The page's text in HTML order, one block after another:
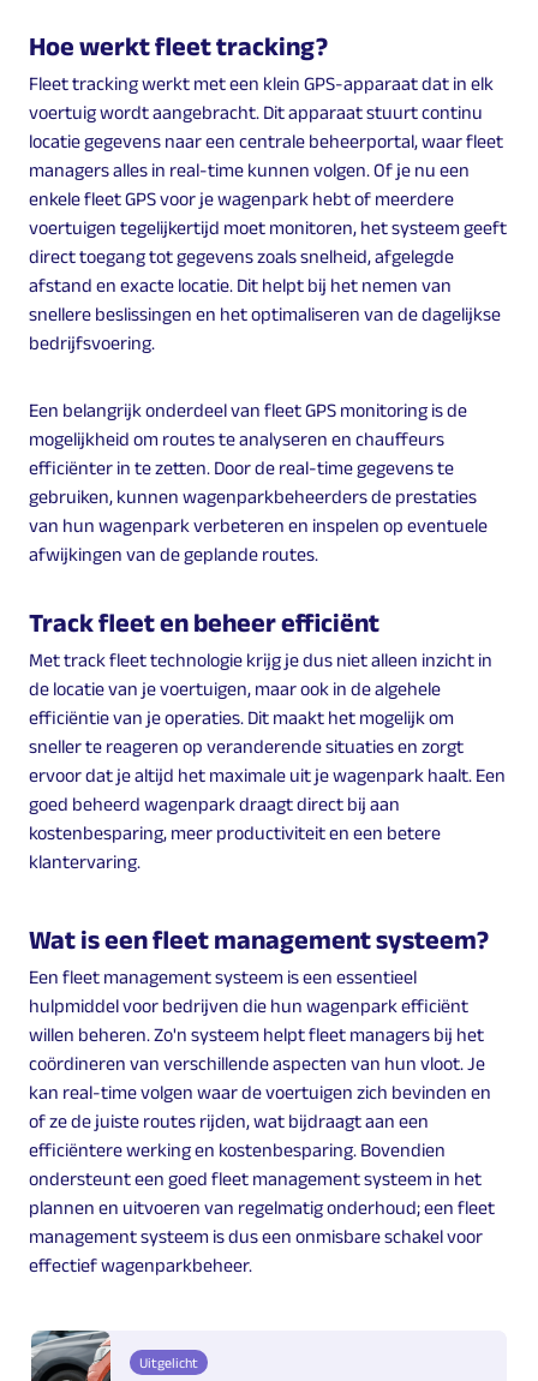
Hoe werkt fleet tracking?
Fleet tracking werkt met een klein GPS-apparaat dat in elk
voertuig wordt aangebracht. Dit apparaat stuurt continu
locatie gegevens naar een centrale beheerportal, waar fleet
managers alles in real-time kunnen volgen. Of je nu een
enkele fleet GPS voor je wagenpark hebt of meerdere
voertuigen tegelijkertijd moet monitoren, het systeem geeft
direct toegang tot gegevens zoals snelheid, afgelegde
afstand en exacte locatie. Dit helpt bij het nemen van
snellere beslissingen en het optimaliseren van de dagelijkse
bedrijfsvoering.
Een belangrijk onderdeel van fleet GPS monitoring is de
mogelijkheid om routes te analyseren en chauffeurs
efficiënter in te zetten. Door de real-time gegevens te
gebruiken, kunnen wagenparkbeheerders de prestaties
van hun wagenpark verbeteren en inspelen op eventuele
afwijkingen van de geplande routes.
Track fleet en beheer efficiënt
Met track fleet technologie krijg je dus niet alleen inzicht in
de locatie van je voertuigen, maar ook in de algehele
efficiëntie van je operaties. Dit maakt het mogelijk om
sneller te reageren op veranderende situaties en zorgt
ervoor dat je altijd het maximale uit je wagenpark haalt. Een
goed beheerd wagenpark draagt direct bij aan
kostenbesparing, meer productiviteit en een betere
klantervaring.
Wat is een fleet management systeem?
Een fleet management systeem is een essentieel
hulpmiddel voor bedrijven die hun wagenpark efficiënt
willen beheren. Zo'n systeem helpt fleet managers bij het
coördineren van verschillende aspecten van hun vloot. Je
kan real-time volgen waar de voertuigen zich bevinden en
of ze de juiste routes rijden, wat bijdraagt aan een
efficiëntere werking en kostenbesparing. Bovendien
ondersteunt een goed fleet management systeem in het
plannen en uitvoeren van regelmatig onderhoud; een fleet
management systeem is dus een onmisbare schakel voor
effectief wagenparkbeheer.
Uitgelicht